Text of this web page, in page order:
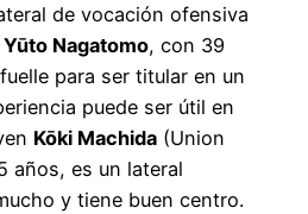
de vocación ofensiva
Yūto Nagatomo, con 39
para ser titular en un
puede ser útil en
Kōki Machida (Union
años, es un lateral
y tiene buen centro.